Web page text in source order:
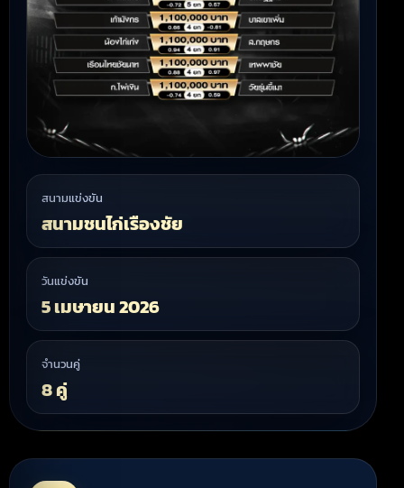
สนามแข่งขัน
สนามชนไก่เรืองชัย
วันแข่งขัน
5 เมษายน 2026
จำนวนคู่
8 คู่